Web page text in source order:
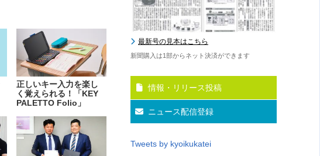
正しいキー入力を楽し
く覚えられる！「KEY
PALETTO Folio」
最新号の見本はこちら
新聞購入は1部からネット決済ができます
情報・リリース投稿
ニュース配信登録
Tweets by kyoikukatei